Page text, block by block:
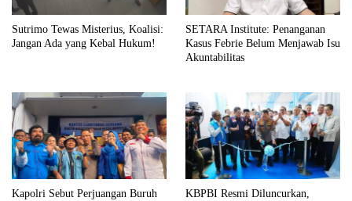
Sutrimo Tewas Misterius, Koalisi:
Jangan Ada yang Kebal Hukum!
SETARA Institute: Penanganan
Kasus Febrie Belum Menjawab Isu
Akuntabilitas
Kapolri Sebut Perjuangan Buruh
KBPBI Resmi Diluncurkan,